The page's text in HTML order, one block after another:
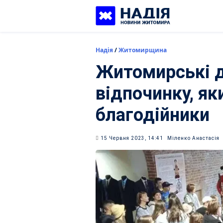
Надія/Житомирщина
Житомирські
відпочинку,
благодійники
15 Червня 2023, 14:41 Міленко Анастасія